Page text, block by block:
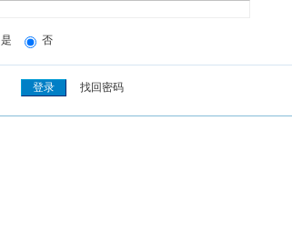
是 否
找回密码